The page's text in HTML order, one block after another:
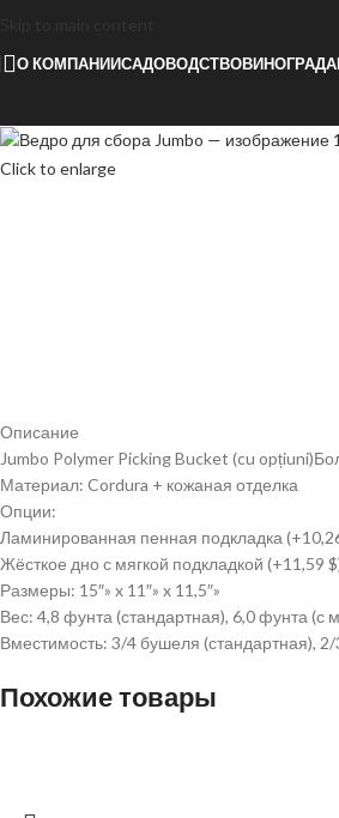
О КОМПАНИИСАДОВОДСТВО
Click to enlarge
Описание
Jumbo Polymer Picking Bucket (cu
Материал: Cordura + кожаная отделка
Опции:
Ламинированная пенная подкладка
Жёсткое дно с мягкой подкладкой (+11,59
Размеры: 15″» x 11″» x 11,5″»
Вес: 4,8 фунта (стандартная), 6,0 фунта (с
Вместимость: 3/4 бушеля (стандартная),
Похожие товары